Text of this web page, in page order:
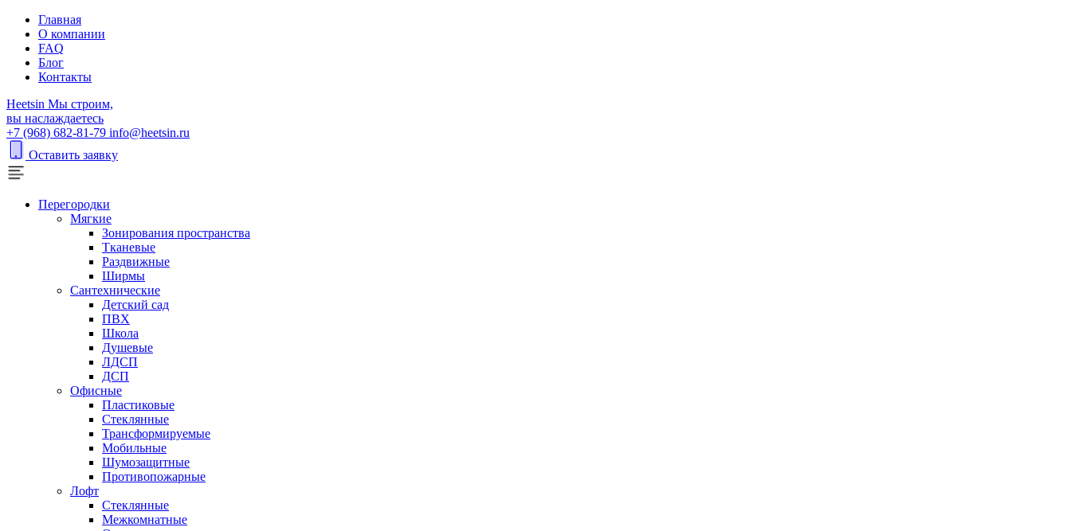
Главная
О компании
FAQ
Блог
Контакты
Heetsin Мы строим,
вы наслаждаетесь
+7 (968) 682-81-79 info@heetsin.ru
Оставить заявку
Перегородки
Мягкие
Зонирования пространства
Тканевые
Раздвижные
Ширмы
Сантехнические
Детский сад
ПВХ
Школа
Душевые
ЛДСП
ДСП
Офисные
Пластиковые
Стеклянные
Трансформируемые
Мобильные
Шумозащитные
Противопожарные
Лофт
Стеклянные
Межкомнатные